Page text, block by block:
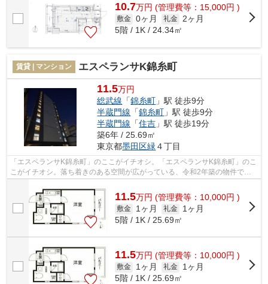
10.7万円 (管理費等：15,000円 )
敷金 0ヶ月 礼金 2ヶ月
5階 / 1K / 24.34㎡
賃貸 | マンション エスペランサK錦糸町
11.5万円
総武線 「錦糸町 」駅 徒歩9分
半蔵門線 「錦糸町 」駅 徒歩9分
半蔵門線 「住吉 」駅 徒歩19分
築6年 / 25.69㎡
東京都墨田区緑 ４丁目
「エスペランサK錦糸町」のここがイチオシ。「エスペランサK錦糸町」のこ
こがイチオシ。落ち着きのある空間が広がっている、令和2年築の物件で
11.5万円 (管理費等：10,000円 )
敷金 1ヶ月 礼金
1ヶ月
5階 / 1K / 25.69㎡
11.5万円 (管理費等：10,000円 )
敷金 1ヶ月 礼金
1ヶ月
5階 / 1K / 25.69㎡